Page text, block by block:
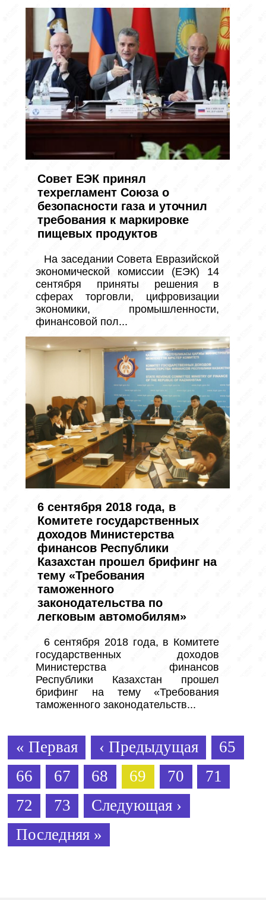
Совет ЕЭК принял
техрегламент Союза о
безопасности газа и уточнил
требования к маркировке
пищевых продуктов
На заседании Совета Евразийской
экономической комиссии (ЕЭК) 14
сентября приняты решения в
сферах торговли, цифровизации
экономики, промышленности,
финансовой пол...
6 сентября 2018 года, в
Комитете государственных
доходов Министерства
финансов Республики
Казахстан прошел брифинг на
тему «Требования
таможенного
законодательства по
легковым автомобилям»
6 сентября 2018 года, в Комитете
государственных доходов
Министерства финансов
Республики Казахстан прошел
брифинг на тему «Требования
таможенного законодательств...
« Первая ‹ Предыдущая
65
66
67 68 69 70
71
72
73
Следующая ›
Последняя »